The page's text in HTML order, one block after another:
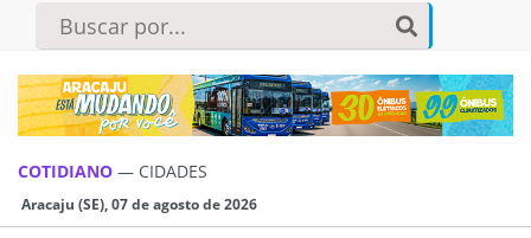
COTIDIANO — CIDADES
Aracaju (SE), 07 de agosto de 2026